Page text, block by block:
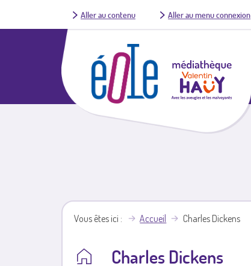
Aller au contenu Aller au menu connexion
Vous êtes ici Accueil Charles Dickens
Charles Dickens